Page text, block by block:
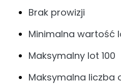
Brak prowizji
Minimalna wartość
Maksymalny lot 100
Maksymalna liczba